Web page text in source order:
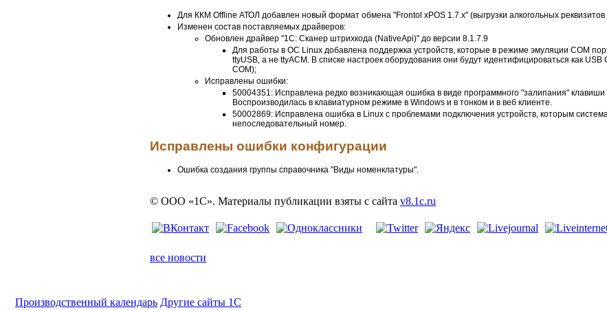
Для ККМ Offline АТОЛ добавлен новый формат обмена "Frontol xPOS 1.7.x" (выгрузки алкогольных реквизитов
Изменен состав поставляемых драйверов:
Обновлен драйвер "1C: Сканер штрихкода (NativeApi)" до версии 8.1.7.9
Для работы в ОС Linux добавлена поддержка устройств, которые в режиме эмуляции COM
ttyUSB, а не ttyACM. В списке настроек оборудования они будут идентифицироваться как USB
COM);
Исправлены ошибки:
50004351: Исправлена редко возникающая ошибка в виде программного "залипания" клавиши
Воспроизводилась в клавиатурном режиме в Windows и в тонком и в веб клиенте.
50002869: Исправлена ошибка в Linux с проблемами подключения устройств, которым
непоследовательный номер.
Исправлены ошибки конфигурации
Ошибка создания группы справочника "Виды номенклатуры".
© ООО «1С». Материалы публикации взяты с сайта v8.1c.ru
все новости
Производственный календарь Другие сайты 1С